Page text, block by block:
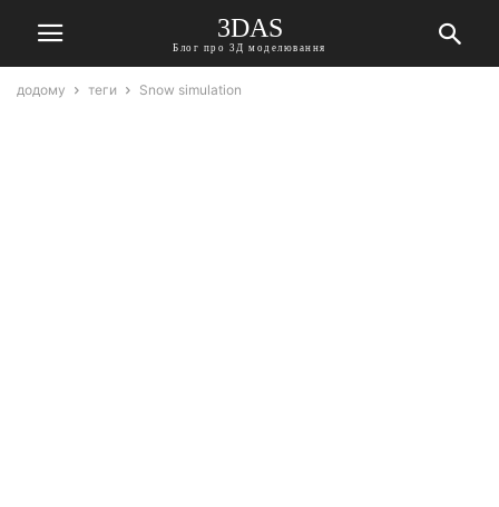
3DAS
Блог про 3Д моделювання
додому теги Snow simulation